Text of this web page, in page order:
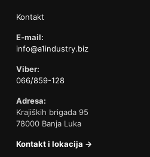
Kontakt
E-mail:
info@a1industry.biz
Viber:
066/859-128
Adresa:
Krajiških brigada 95
78000 Banja Luka
Kontakt i lokacija →